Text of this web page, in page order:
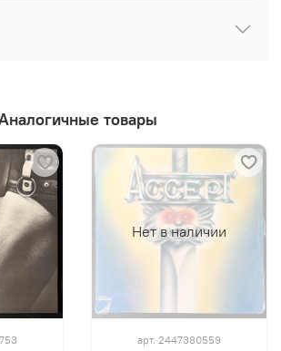
товары
Нет в наличии
арт. 2447380559